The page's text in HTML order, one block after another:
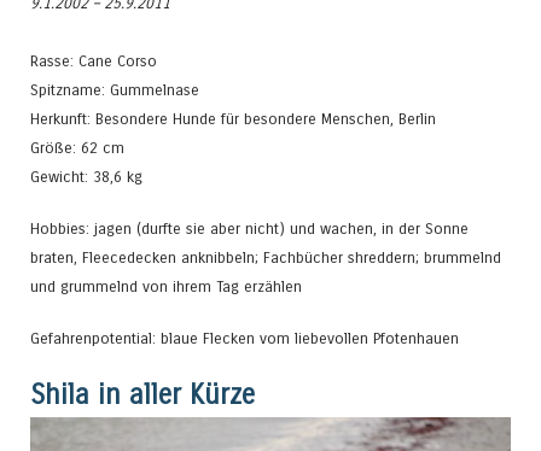
Rasse: Cane Corso
Spitzname: Gummelnase
Herkunft: Besondere Hunde für besondere Menschen, Berlin
Größe: 62 cm
Gewicht: 38,6 kg
Hobbies: jagen (durfte sie aber nicht) und wachen, in der Sonne
braten, Fleecedecken anknibbeln; Fachbücher shreddern; brummelnd
und grummelnd von ihrem Tag erzählen
Gefahrenpotential: blaue Flecken vom liebevollen Pfotenhauen
Shila in aller Kürze